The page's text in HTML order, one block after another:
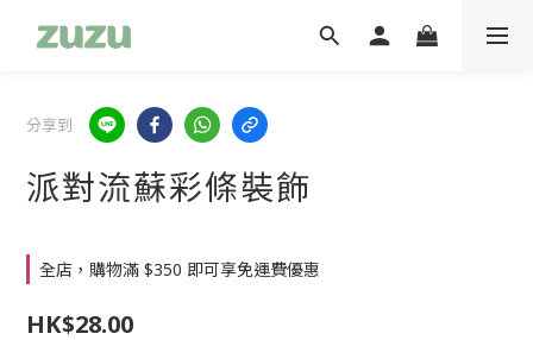
分享到
派對流蘇彩條裝飾
全店，購物滿 $350 即可享免運費優惠
HK$28.00